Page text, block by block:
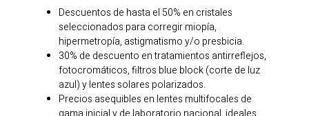
Descuentos de hasta el 50% en cristales
seleccionados para corregir miopía,
hipermetropía, astigmatismo y/o presbicia.
30% de descuento en tratamientos antirreflejos,
fotocromáticos, filtros blue block (corte de luz
azul) y lentes solares polarizados.
Precios asequibles en lentes multifocales de